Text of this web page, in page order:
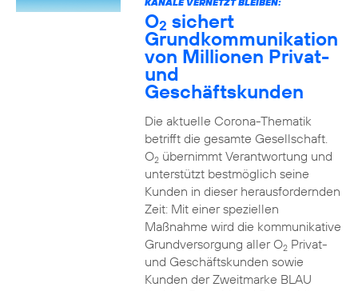
O2 sichert
Grundkommunikation
von Millionen Privat-
und
Geschäftskunden
Die aktuelle Corona-Thematik
betrifft die gesamte Gesellschaft.
O2übernimmt Verantwortung und
unterstützt bestmöglich seine
Kunden in dieser herausfordernden
Zeit: Mit einer speziellen
Maßnahme wird die kommunikative
Grundversorgung aller O2Privat-
und Geschäftskunden sowie
Kunden der Zweitmarke BLAU